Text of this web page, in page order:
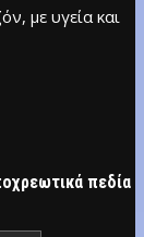
με υγεία και
πεδία